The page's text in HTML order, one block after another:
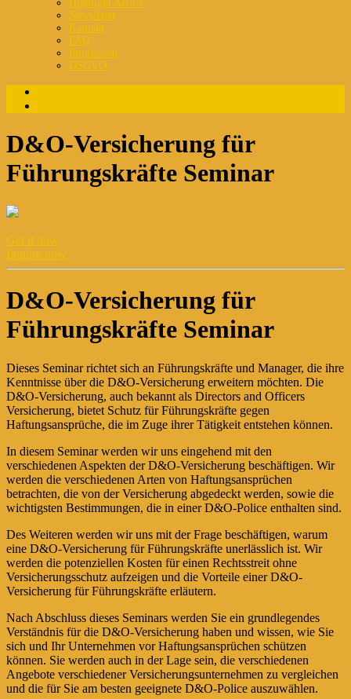
Highlight Archiv
Newsletter
Kontakt
FAQ
Impressum
DSGVO
D&O-Versicherung für
Führungskräfte Seminar
Get it now
Inquire now
D&O-Versicherung für
Führungskräfte Seminar
Dieses Seminar richtet sich an Führungskräfte und Manager, die ihre
Kenntnisse über die D&O-Versicherung erweitern möchten. Die
D&O-Versicherung, auch bekannt als Directors and Officers
Versicherung, bietet Schutz für Führungskräfte gegen
Haftungsansprüche, die im Zuge ihrer Tätigkeit entstehen können.
In diesem Seminar werden wir uns eingehend mit den
verschiedenen Aspekten der D&O-Versicherung beschäftigen. Wir
werden die verschiedenen Arten von Haftungsansprüchen
betrachten, die von der Versicherung abgedeckt werden, sowie die
wichtigsten Bestimmungen, die in einer D&O-Police enthalten sind.
Des Weiteren werden wir uns mit der Frage beschäftigen, warum
eine D&O-Versicherung für Führungskräfte unerlässlich ist. Wir
werden die potenziellen Kosten für einen Rechtsstreit ohne
Versicherungsschutz aufzeigen und die Vorteile einer D&O-
Versicherung für Führungskräfte erläutern.
Nach Abschluss dieses Seminars werden Sie ein grundlegendes
Verständnis für die D&O-Versicherung haben und wissen, wie Sie
sich und Ihr Unternehmen vor Haftungsansprüchen schützen
können. Sie werden auch in der Lage sein, die verschiedenen
Angebote verschiedener Versicherungsunternehmen zu vergleichen
und die für Sie am besten geeignete D&O-Police auszuwählen.